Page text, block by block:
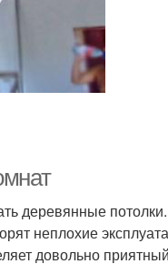
деревянные
неплохие
довольно